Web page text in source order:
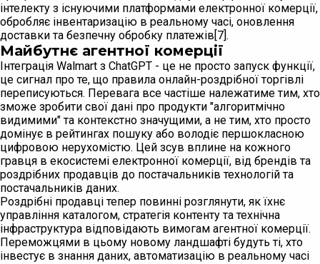
інтелекту з існуючими платформами електронної комерції,
обробляє інвентаризацію в реальному часі, оновлення
доставки та безпечну обробку платежів[7].
Майбутнє агентної комерції
Інтеграція Walmart з ChatGPT - це не просто запуск функції,
це сигнал про те, що правила онлайн-роздрібної торгівлі
переписуються. Перевага все частіше належатиме тим, хто
зможе зробити свої дані про продукти "алгоритмічно
видимими" та контекстно значущими, а не тим, хто просто
домінує в рейтингах пошуку або володіє першокласною
цифровою нерухомістю. Цей зсув вплине на кожного
гравця в екосистемі електронної комерції, від брендів та
роздрібних продавців до постачальників технологій та
постачальників даних.
Роздрібні продавці тепер повинні розглянути, як їхнє
управління каталогом, стратегія контенту та технічна
інфраструктура відповідають вимогам агентної комерції.
Переможцями в цьому новому ландшафті будуть ті, хто
інвестує в знання даних, автоматизацію в реальному часі